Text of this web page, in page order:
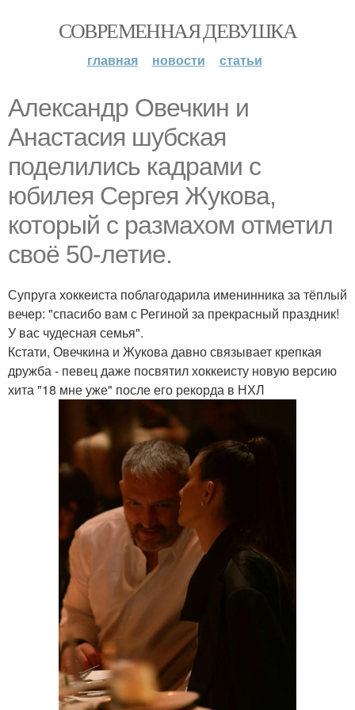
СОВРЕМЕННАЯ ДЕВУШКА
главная новости статьи
Александр Овечкин и
Анастасия шубская
поделились кадрами с
юбилея Сергея Жукова,
который с размахом отметил
своё 50-летие.
Супруга хоккеиста поблагодарила именинника за тёплый
вечер: "спасибо вам с Региной за прекрасный праздник!
У вас чудесная семья".
Кстати, Овечкина и Жукова давно связывает крепкая
дружба - певец даже посвятил хоккеисту новую версию
хита "18 мне уже" после его рекорда в НХЛ